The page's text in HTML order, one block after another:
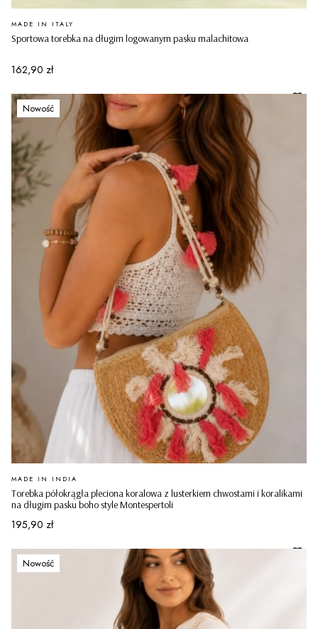
Sportowa torebka na długim logowanym pasku malachitowa
PRODUCENT
MADE IN ITALY
Cena
162,90 zł
Nowość
Torebka półokrągła pleciona koralowa z lusterkiem chwostami i koralikami
na długim pasku boho style Montespertoli
PRODUCENT
MADE IN INDIA
Cena
195,90 zł
Nowość